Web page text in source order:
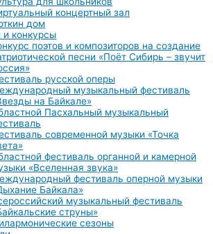
концертный зал
дом
конкурсы
поэтов и композиторов на создание
песни «Поёт Сибирь – звучит
русской оперы
музыкальный фестиваль
на Байкале»
Пасхальный музыкальный
современной музыки «Точка
фестиваль органной и камерной
«Вселенная звука»
фестиваль оперной музыки
Байкала»
музыкальный фестиваль
струны»
сезоны